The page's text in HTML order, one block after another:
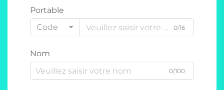
Portable
Code
0/16
Nom
0/100